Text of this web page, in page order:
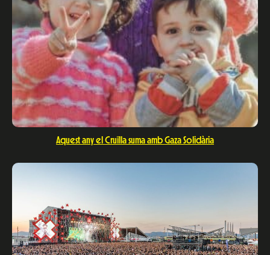
Aquest any el Cruïlla suma amb Gaza Solidària